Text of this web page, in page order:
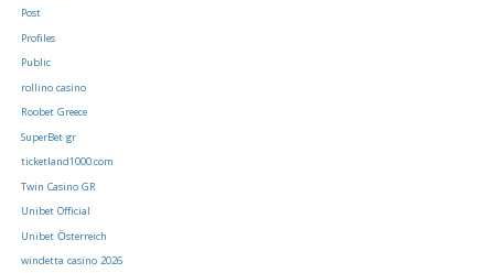
Post
Profiles
Public
rollino casino
Roobet Greece
SuperBet gr
ticketland1000.com
Twin Casino GR
Unibet Official
Unibet Österreich
windetta casino 2026